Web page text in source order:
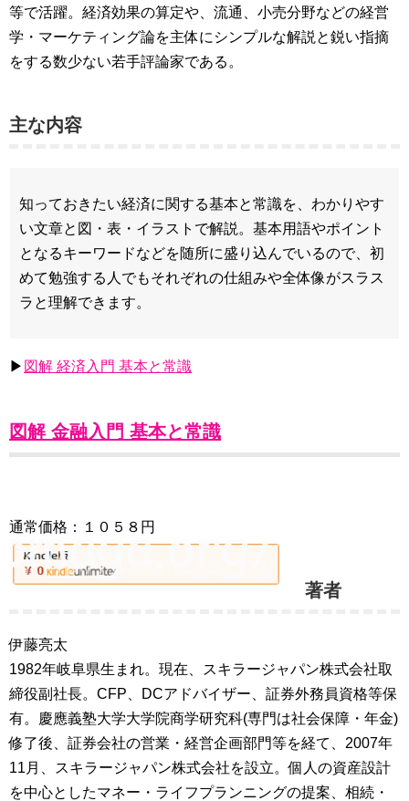
等で活躍。経済効果の算定や、流通、小売分野などの経営
学・マーケティング論を主体にシンプルな解説と鋭い指摘
をする数少ない若手評論家である。
主な内容
知っておきたい経済に関する基本と常識を、わかりやす
い文章と図・表・イラストで解説。基本用語やポイント
となるキーワードなどを随所に盛り込んでいるので、初
めて勉強する人でもそれぞれの仕組みや全体像がスラス
ラと理解できます。
▶ 図解 経済入門 基本と常識
図解 金融入門 基本と常識
通常価格：１０５８円
著者
伊藤亮太
1982年岐阜県生まれ。現在、スキラージャパン株式会社取
締役副社長。CFP、DCアドバイザー、証券外務員資格等保
有。慶應義塾大学大学院商学研究科(専門は社会保障・年金)
修了後、証券会社の営業・経営企画部門等を経て、2007年
11月、スキラージャパン株式会社を設立。個人の資産設計
を中心としたマネー・ライフプランニングの提案、相続・